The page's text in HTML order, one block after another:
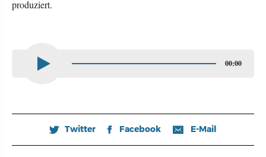
produziert.
00:00
🐦 Twitter 𝖿 Facebook 📧 E-Mail